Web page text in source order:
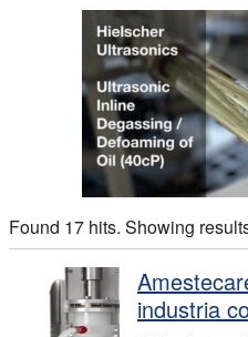
Found 17 hits. Showing
industria